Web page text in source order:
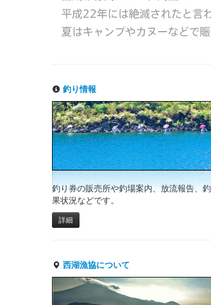
釣り情報
釣り券の販売所や釣場案内、放流報告、釣
果状況などです。
詳細
西湖漁協について